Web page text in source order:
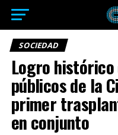
SOCIEDAD
Logro
públicos de la
primer
en conjunto